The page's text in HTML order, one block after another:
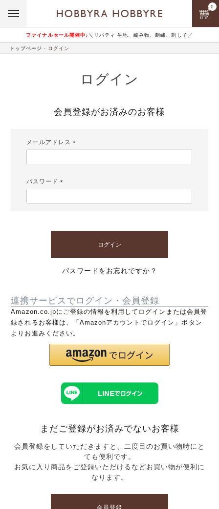
ファイナルセール開催中♪ ＼リバティ 生地、編み物、刺繍、刺し子／
0
トップページ ログイン
ログイン
会員登録がお済みのお客様
メールアドレス
パスワード
ログイン
パスワードをお忘れですか？
連携サービスでログイン・会員登録
Amazon.co.jpにご登録の情報を利用してログインまたは会員登
録されるお客様は、「Amazonアカウントでログイン」ボタン
よりお進みください。
まだご登録がお済みでないお客様
会員登録をしていただきますと、二度目のお買い物時にと
ても便利です。
お気に入り商品をご登録いただけるなどお買い物が便利に
なります。
会員登録